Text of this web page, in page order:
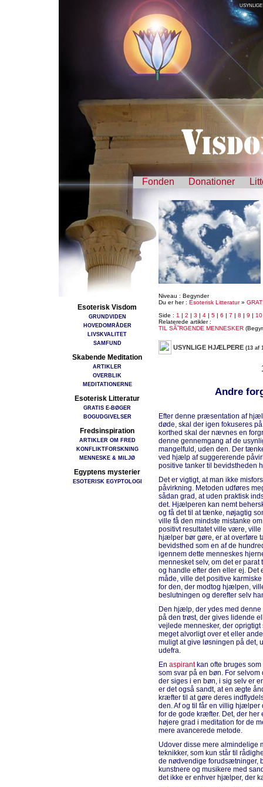
Fonden Donationer
Esoterisk Visdom
GRUNDVIDEN
HOVEDOMRÅDER
LIVSKVALITET
SAMFUND
Skabende Meditation
ARTIKLER
OVERBLIK
MEDITATIONERNE
Esoterisk Litteratur
GRATIS E-BØGER
BOGUDGIVELSER
Fredsinspiration
ARTIKLER OM FRED
KONFLIKTFORSKNING
MENNESKE & MILJØ
Egyptens mysterier
ESOTERISK EGYPTOLOGI
Niveau : Begynder
Du er her : Esoterisk Litteratur»
Side : 1 | 2 | 3 | 4 | 5 | 6 | 7 | 8 | 9 | 10
Relaterede artikler :
TIL SÃ˜RGENDE MENNESKER
USYNLIGE HJÆLPERE (13 af
Andre
Efter denne præsentation af
døde, skal der igen fokuseres
korthed skal der nævnes en
denne gennemgang af de
mangelfuld, uden den. Der
ved hjælp af suggererende
positive tanker til bevidstheden
Det er vigtigt, at man ikke
påvirkning. Metoden udføres
sådan grad, at uden praktisk
det. Hjælperen kan nemt
og få det til at tænke, nøjagtig
ville få den mindste mistanke
positivt resultatet ville være,
hjælper bør gøre, er at overføre
bevidsthed som en af de
igennem dette menneskes
mennesket selv, om det er
og handle efter den eller ej. Det
måde, ville det positive
for den, der modtog hjælpen,
beslutningen og derefter selv
Den hjælp, der ydes med
på den trøst, der gives lidende
vejlede mennesker, der
meget alvorligt over et eller
muligt at give løsningen på det,
udefra.
En aspirantkan ofte bruges
som svar på en bøn. For
der siges i en bøn, i sig selv er
er det også sandt, at en ægte
kræfter til at gøre deres
den. Af og til får en villig hjælper
for de gode kræfter. Det, der
højere grad i meditation for de
mere avancerede metode.
Udover disse mere
teknikker, som kun står til
de nødvendige forudsætninger,
kunstnere og musikere med
det ikke er enhver hjælper, der